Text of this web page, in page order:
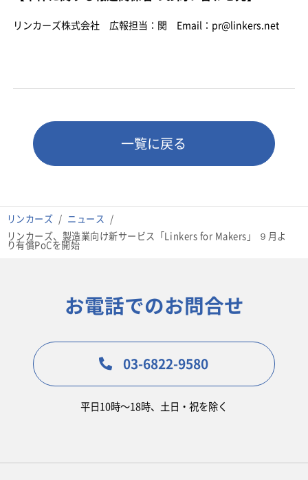
リンカーズ
ニュース
リンカーズ、製造業向け新サービス「Linkers for Makers」 ９月よ
り有償PoCを開始
リンカーズ株式会社 広報担当：関 Email：pr@linkers.net
一覧に戻る
お電話でのお問合せ
03-6822-9580
平日10時〜18時、土日・祝を除く